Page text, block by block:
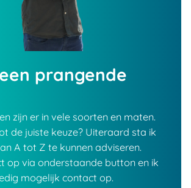
prangende
zijn er in vele soorten en maten.
de juiste keuze? Uiteraard sta ik
A tot Z te kunnen adviseren.
op via onderstaande button en ik
mogelijk contact op.